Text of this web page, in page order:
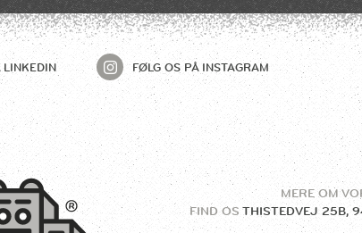
LINKEDIN FØLG OS PÅ INSTAGRAM
MERE OM
FIND OS THISTEDVEJ 25B,